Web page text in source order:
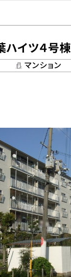
ハイツ４号棟
マンション